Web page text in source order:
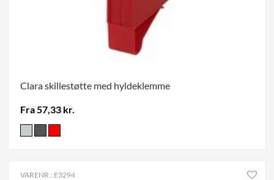
Clara skillestøtte med hyldeklemme
Fra 57,33 kr.
VARENR.: E3294